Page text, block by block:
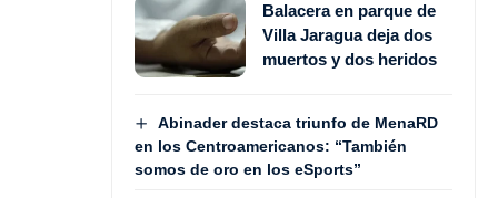
Balacera en parque de
Villa Jaragua deja dos
muertos y dos heridos
Abinader destaca triunfo de MenaRD
en los Centroamericanos: “También
somos de oro en los eSports”